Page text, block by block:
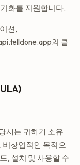
화를 지원합니다.
션,
의 클
사는 귀하가 소유
상업적인 목적으
, 설치 및 사용할 수